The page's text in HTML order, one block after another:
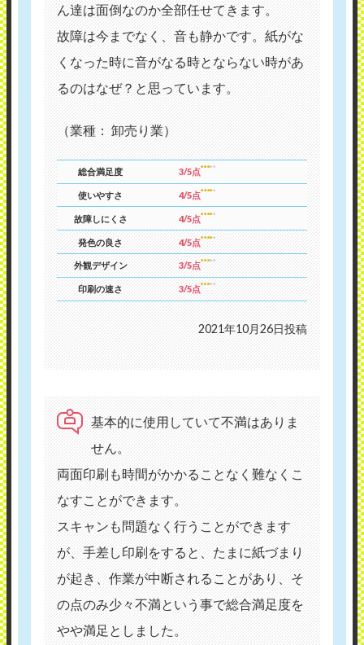
ん達は面倒なのか全部任せてきます。
故障は今までなく、音も静かです。紙がな
くなった時に音がなる時とならない時があ
るのはなぜ？と思っています。
（業種： 卸売り業）
総合満足度 3/5点
使いやすさ 4/5点
故障しにくさ 4/5点
発色の良さ 4/5点
外観デザイン 3/5点
印刷の速さ 3/5点
2021年10月26日投稿
基本的に使用していて不満はありま
せん。
両面印刷も時間がかかることなく難なくこ
なすことができます。
スキャンも問題なく行うことができます
が、手差し印刷をすると、たまに紙づまり
が起き、作業が中断されることがあり、そ
の点のみ少々不満という事で総合満足度を
やや満足としました。